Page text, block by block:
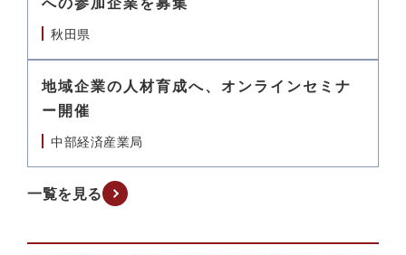
への参加企業を募集
秋田県
地域企業の人材育成へ、オンラインセミナ
ー開催
中部経済産業局
一覧を見る